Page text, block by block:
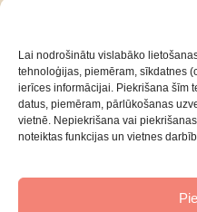
Lai nodrošinātu vislabāko
tehnoloģijas, piemēram, sīkdatnes
ierīces informācijai. Piekrišana šīm
datus, piemēram, pārlūkošanas
vietnē. Nepiekrišana vai
noteiktas funkcijas un vietnes
Seko mums: